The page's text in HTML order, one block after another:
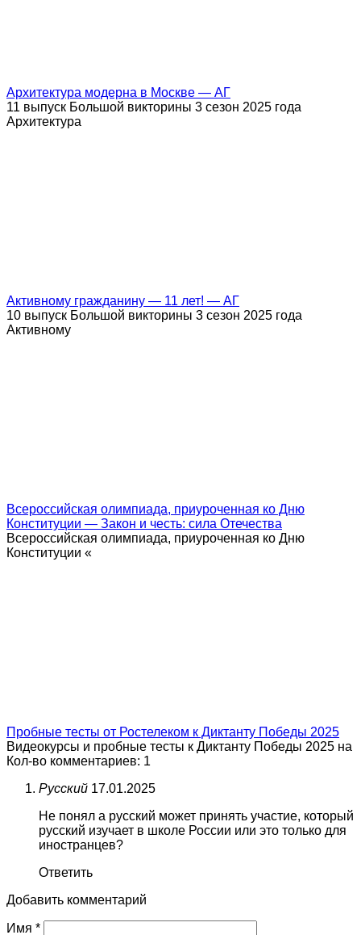
Архитектура модерна в Москве — АГ
11 выпуск Большой викторины 3 сезон 2025 года
Архитектура
Активному гражданину — 11 лет! — АГ
10 выпуск Большой викторины 3 сезон 2025 года
Активному
Всероссийская олимпиада, приуроченная ко Дню
Конституции — Закон и честь: сила Отечества
Всероссийская олимпиада, приуроченная ко Дню
Конституции «
Пробные тесты от Ростелеком к Диктанту Победы 2025
Видеокурсы и пробные тесты к Диктанту Победы 2025 на
Кол-во комментариев: 1
Русский 17.01.2025
Не понял а русский может принять участие, который
русский изучает в школе России или это только для
иностранцев?
Ответить
Добавить комментарий
Имя *